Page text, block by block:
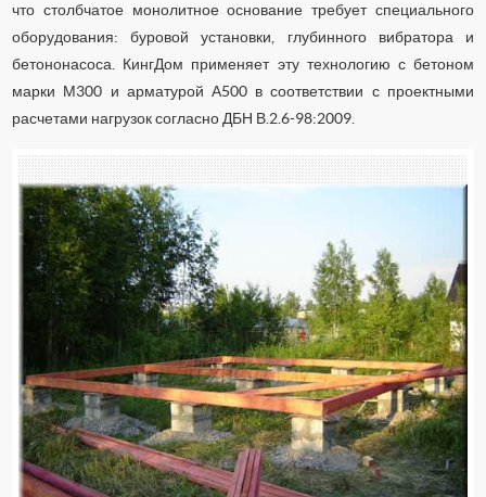
что столбчатое монолитное основание требует специального
оборудования: буровой установки, глубинного вибратора и
бетононасоса. КингДом применяет эту технологию с бетоном
марки М300 и арматурой А500 в соответствии с проектными
расчетами нагрузок согласно ДБН В.2.6-98:2009.